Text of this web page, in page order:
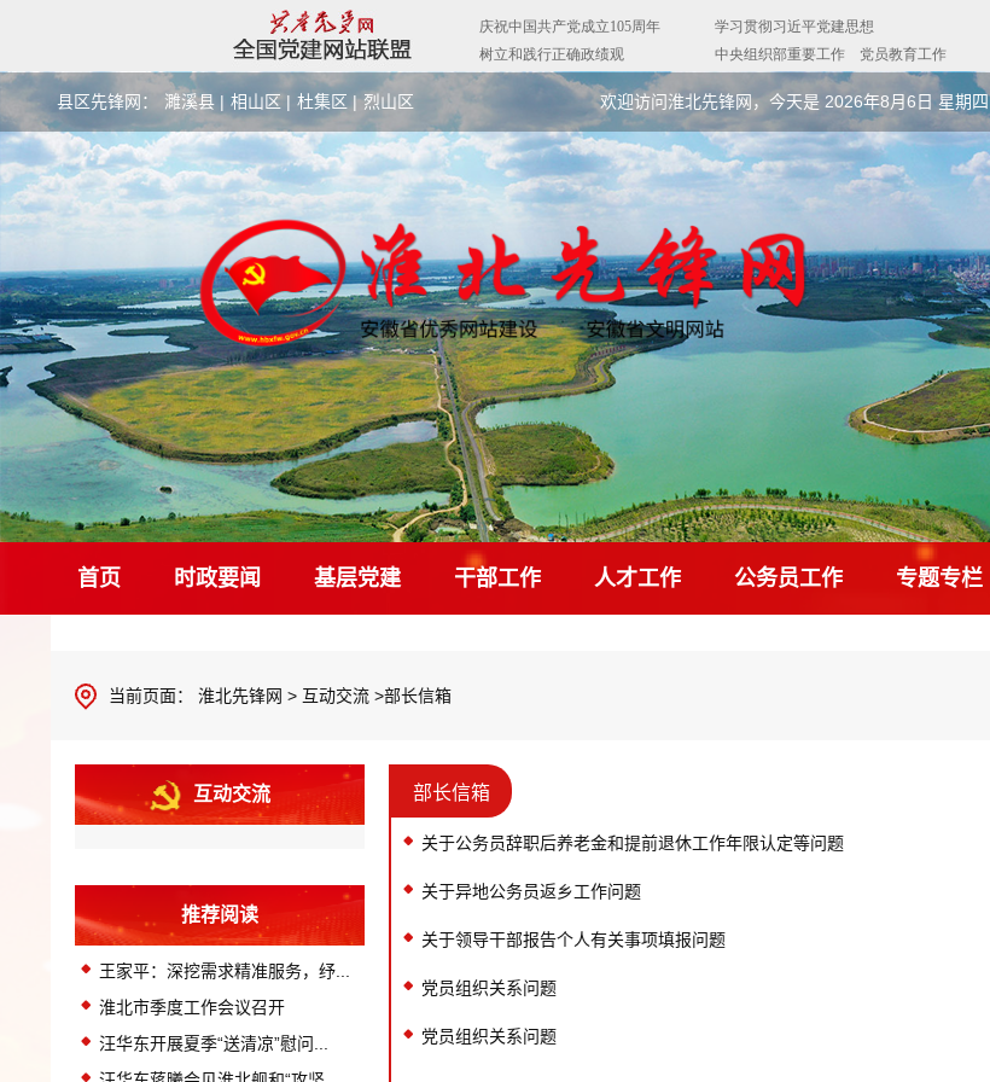
县区先锋网： 濉溪县 | 相山区 | 杜集区 | 烈山区 欢迎访问淮北先锋网，今天是 2026年8月6日 星期四
首页 时政要闻 基层党建 干部工作 人才工作 公务员工作 专题专栏
当前页面： 淮北先锋网 > 互动交流 >部长信箱
互动交流
推荐阅读
王家平：深挖需求精准服务，纾...
淮北市季度工作会议召开
汪华东开展夏季“送清凉”慰问...
部长信箱
关于公务员辞职后养老金和提前退休工作年限认定等问题
关于异地公务员返乡工作问题
关于领导干部报告个人有关事项填报问题
党员组织关系问题
党员组织关系问题